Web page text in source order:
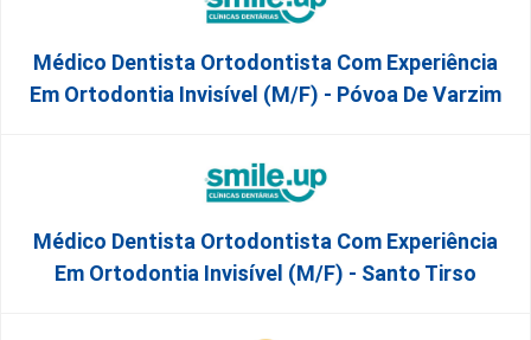
Médico Dentista Ortodontista Com Experiência
Em Ortodontia Invisível (M/F) - Póvoa De Varzim
Médico Dentista Ortodontista Com Experiência
Em Ortodontia Invisível (M/F) - Santo Tirso